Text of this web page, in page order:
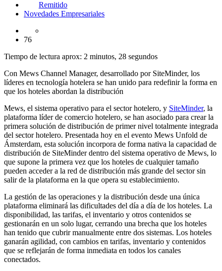
Remitido
Novedades Empresariales
76
Tiempo de lectura aprox: 2 minutos, 28 segundos
Con Mews Channel Manager, desarrollado por SiteMinder, los
líderes en tecnología hotelera se han unido para redefinir la forma en
que los hoteles abordan la distribución
Mews, el sistema operativo para el sector hotelero, y SiteMinder, la
plataforma líder de comercio hotelero, se han asociado para crear la
primera solución de distribución de primer nivel totalmente integrada
del sector hotelero. Presentada hoy en el evento Mews Unfold de
Ámsterdam, esta solución incorpora de forma nativa la capacidad de
distribución de SiteMinder dentro del sistema operativo de Mews, lo
que supone la primera vez que los hoteles de cualquier tamaño
pueden acceder a la red de distribución más grande del sector sin
salir de la plataforma en la que opera su establecimiento.
La gestión de las operaciones y la distribución desde una única
plataforma eliminará las dificultades del día a día de los hoteles. La
disponibilidad, las tarifas, el inventario y otros contenidos se
gestionarán en un solo lugar, cerrando una brecha que los hoteles
han tenido que cubrir manualmente entre dos sistemas. Los hoteles
ganarán agilidad, con cambios en tarifas, inventario y contenidos
que se reflejarán de forma inmediata en todos los canales
conectados.